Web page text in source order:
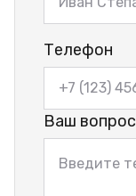
Телефон
Ваш вопрос